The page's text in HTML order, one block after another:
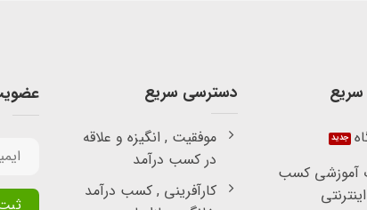
آموزشی کسب
دسترسی سریع
موفقیت , انگیزه و علاقه
در کسب درآمد
کارآفرینی , کسب درآمد